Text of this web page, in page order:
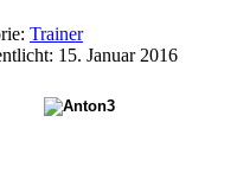
Trainer
15. Januar 2016